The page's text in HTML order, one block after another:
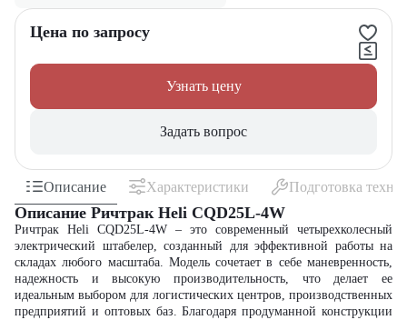
Цена по запросу
Узнать цену
Задать вопрос
Описание Характеристики Подготовка
Описание Ричтрак Heli CQD25L-4W
Ричтрак Heli CQD25L-4W – это современный четырехколесный
электрический штабелер, созданный для эффективной работы на
складах любого масштаба. Модель сочетает в себе маневренность,
надежность и высокую производительность, что делает ее
идеальным выбором для логистических центров, производственных
предприятий и оптовых баз. Благодаря продуманной конструкции